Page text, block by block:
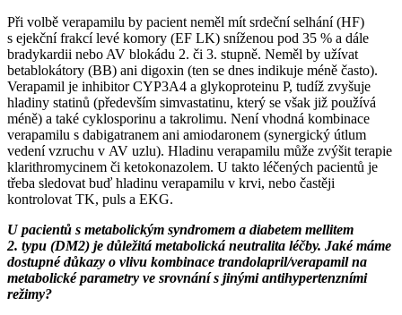
Při volbě verapamilu by pacient neměl mít srdeční selhání (HF)
s ejekční frakcí levé komory (EF LK) sníženou pod 35 % a dále
bradykardii nebo AV blokádu 2. či 3. stupně. Neměl by užívat
betablokátory (BB) ani digoxin (ten se dnes indikuje méně často).
Verapamil je inhibitor CYP3A4 a glykoproteinu P, tudíž zvyšuje
hladiny statinů (především simvastatinu, který se však již používá
méně) a také cyklosporinu a takrolimu. Není vhodná kombinace
verapamilu s dabigatranem ani amiodaronem (synergický útlum
vedení vzruchu v AV uzlu). Hladinu verapamilu může zvýšit terapie
klarithromycinem či ketokonazolem. U takto léčených pacientů je
třeba sledovat buď hladinu verapamilu v krvi, nebo častěji
kontrolovat TK, puls a EKG.
U pacientů s metabolickým syndromem a diabetem mellitem
2. typu (DM2) je důležitá metabolická neutralita léčby. Jaké máme
dostupné důkazy o vlivu kombinace trandolapril/verapamil na
metabolické parametry ve srovnání s jinými antihypertenzními
režimy?